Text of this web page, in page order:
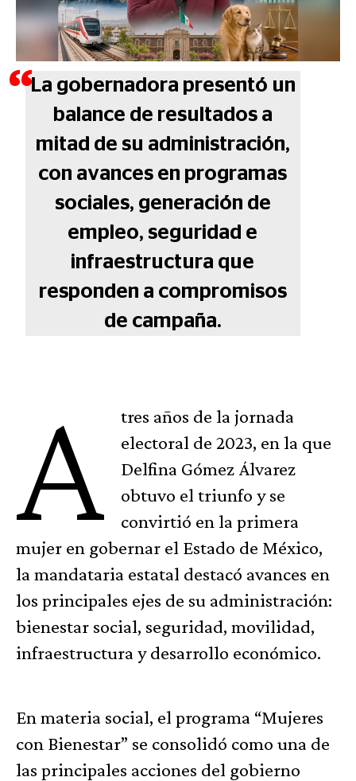
La gobernadora presentó un
balance de resultados a
mitad de su administración,
con avances en programas
sociales, generación de
empleo, seguridad e
infraestructura que
responden a compromisos
de campaña.
A
tres años de la jornada
electoral de 2023, en la que
Delfina Gómez Álvarez
obtuvo el triunfo y se
convirtió en la primera
mujer en gobernar el Estado de México,
la mandataria estatal destacó avances en
los principales ejes de su administración:
bienestar social, seguridad, movilidad,
infraestructura y desarrollo económico.
En materia social, el programa “Mujeres
con Bienestar” se consolidó como una de
las principales acciones del gobierno